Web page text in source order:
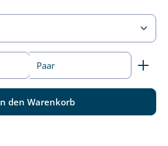
den gewünschten Wert ein
Paar
den Warenkorb